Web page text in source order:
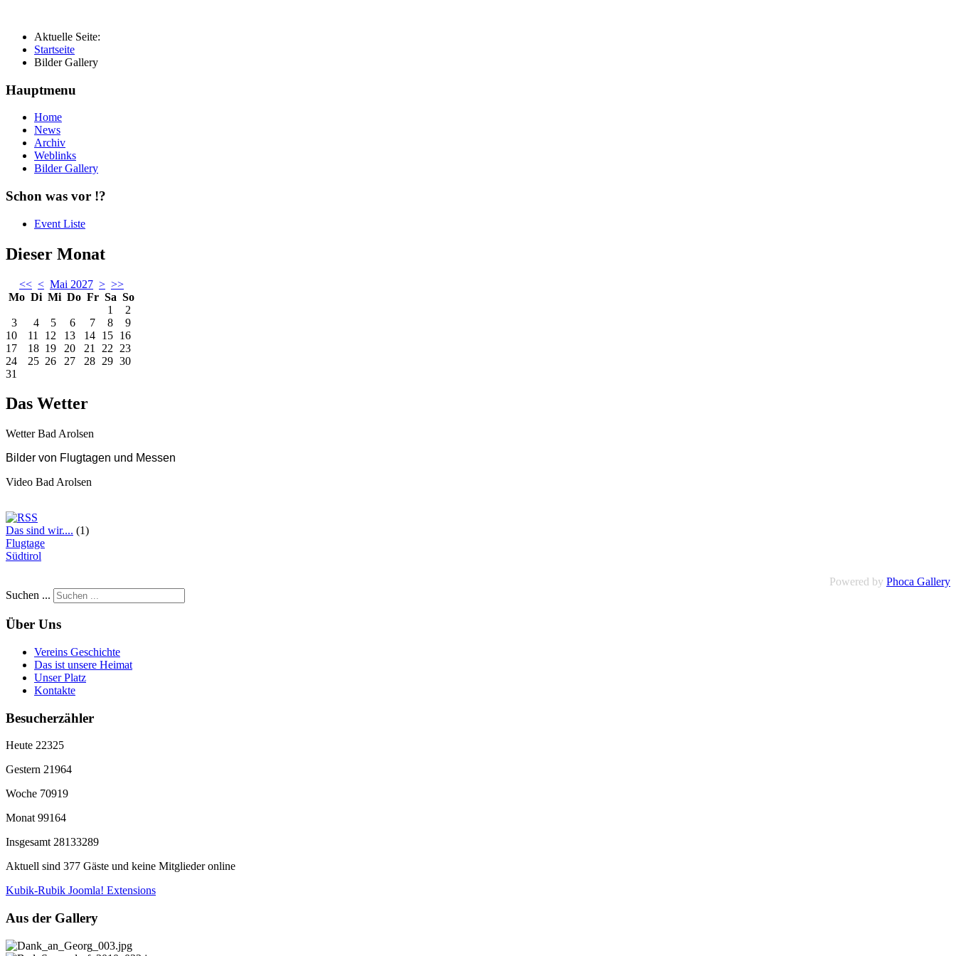
Aktuelle Seite:
Startseite
Bilder Gallery
Hauptmenu
Home
News
Archiv
Weblinks
Bilder Gallery
Schon was vor !?
Event Liste
Dieser Monat
<< < Mai 2027 > >>
Mo Di Mi Do Fr Sa So
1
2
3
4 5 6 7 8
9
10
11 12 13 14 15 16
17
18 19 20 21 22
23
24
25 26 27 28 29 30
31
Das Wetter
Wetter Bad Arolsen
Bilder von Flugtagen und Messen
Video Bad Arolsen
Das sind wir.... (1)
Flugtage
Südtirol
Powered by Phoca Gallery
Suchen ...
Über Uns
Vereins Geschichte
Das ist unsere Heimat
Unser Platz
Kontakte
Besucherzähler
Heute 22325
Gestern 21964
Woche 70919
Monat 99164
Insgesamt 28133289
Aktuell sind 377 Gäste und keine Mitglieder online
Kubik-Rubik Joomla! Extensions
Aus der Gallery